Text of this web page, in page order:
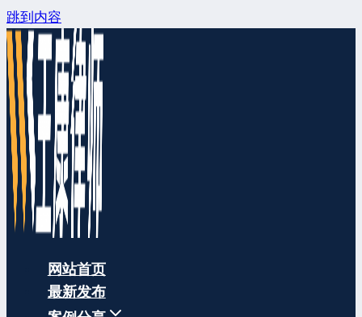
跳到内容
网站首页
最新发布